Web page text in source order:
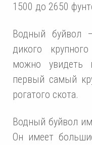
1500 до 2650
Водный буйвол
дикого
можно увидеть
первый самый
рогатого скота.
Водный буйвол
Он имеет